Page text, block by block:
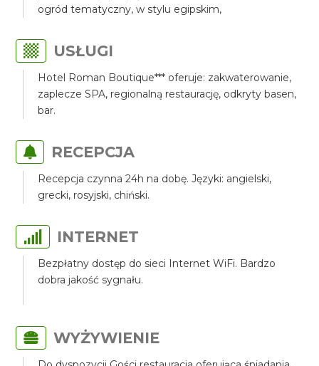
ogród tematyczny, w stylu egipskim,
USŁUGI
Hotel Roman Boutique*** oferuje: zakwaterowanie,
zaplecze SPA, regionalną restaurację, odkryty basen,
bar.
RECEPCJA
Recepcja czynna 24h na dobę. Języki: angielski,
grecki, rosyjski, chiński.
INTERNET
Bezpłatny dostęp do sieci Internet WiFi. Bardzo
dobra jakość sygnału.
WYŻYWIENIE